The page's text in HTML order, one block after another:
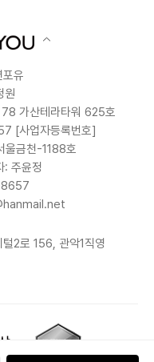
유
원
가산테라타워 625호
[사업자등록번호]
울금천-1188호
: 주윤정
8657
2로 156, 관악1직영